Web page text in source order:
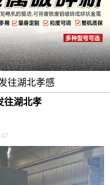
往湖北孝感
往湖北孝